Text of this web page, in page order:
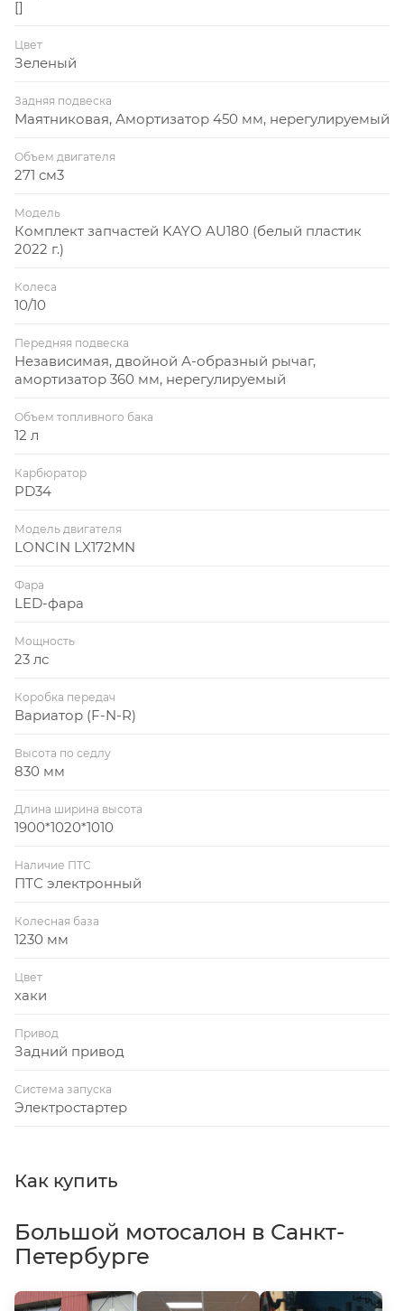
[]
Цвет
Зеленый
Задняя подвеска
Маятниковая, Амортизатор 450 мм, нерегулируемый
Объем двигателя
271 см3
Модель
Комплект запчастей KAYO AU180 (белый пластик
2022 г.)
Колеса
10/10
Передняя подвеска
Независимая, двойной А-образный рычаг,
амортизатор 360 мм, нерегулируемый
Объем топливного бака
12 л
Карбюратор
PD34
Модель двигателя
LONCIN LX172MN
Фара
LED-фара
Мощность
23 лс
Коробка передач
Вариатор (F-N-R)
Высота по седлу
830 мм
Длина ширина высота
1900*1020*1010
Наличие ПТС
ПТС электронный
Колесная база
1230 мм
Цвет
хаки
Привод
Задний привод
Система запуска
Электростартер
Как купить
Большой мотосалон в Санкт-
Петербурге